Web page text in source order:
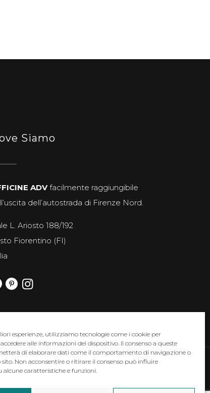
esperienze, utilizziamo tecnologie come i cookie per
alle informazioni del dispositivo. Il consenso a queste
di elaborare dati come il comportamento di navigazione o
sito. Non acconsentire o ritirare il consenso può influire
alcune caratteristiche e funzioni.
Siamo
ADVfacilmente raggiungibile
dell’autostrada di Firenze Nord.
L. Ariosto 188/192
Fiorentino (FI)
- p.iva 03167460249